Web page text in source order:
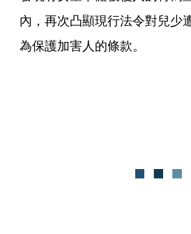
內，再次凸顯現行法令對兒少
為保護加害人的條款。